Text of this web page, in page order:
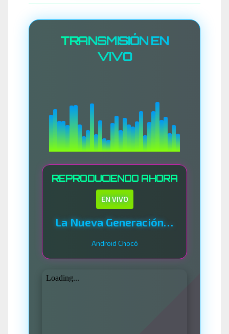
TRANSMISIÓN EN
VIVO
REPRODUCIENDO AHORA
EN VIVO
La Nueva Generación Del Sistema
Android Chocó